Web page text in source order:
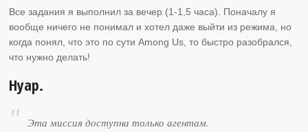
Все задания я выполнил за вечер (1-1,5 часа). Поначалу я
вообще ничего не понимал и хотел даже выйти из режима, но
когда понял, что это по сути Among Us, то быстро разобрался,
что нужно делать!
Нуар.
Эта миссия доступна только агентам.